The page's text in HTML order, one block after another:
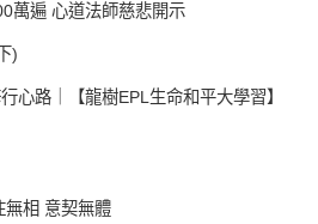
萬遍 心道法師慈悲開示
)
心路｜【龍樹EPL生命和平大學習】
無相 意契無體